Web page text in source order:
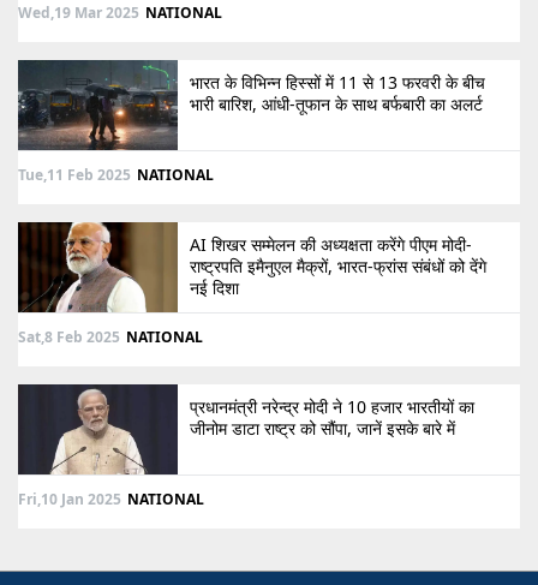
Wed,19 Mar 2025 NATIONAL
भारत के विभिन्न हिस्सों में 11 से 13 फरवरी के बीच
भारी बारिश, आंधी-तूफान के साथ बर्फबारी का अलर्ट
Tue,11 Feb 2025 NATIONAL
AI शिखर सम्मेलन की अध्यक्षता करेंगे पीएम मोदी-
राष्ट्रपति इमैनुएल मैक्रों, भारत-फ्रांस संबंधों को देंगे
नई दिशा
Sat,8 Feb 2025 NATIONAL
प्रधानमंत्री नरेन्द्र मोदी ने 10 हजार भारतीयों का
जीनोम डाटा राष्ट्र को सौंपा, जानें इसके बारे में
Fri,10 Jan 2025 NATIONAL